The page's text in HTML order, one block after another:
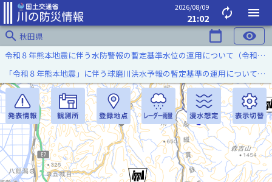
2026/08/09
21:02 autorenew
menu
search 秋田県 calendar_today visibility
令和８年熊本地震に伴う水防警報の暫定基準水位の運用について（令和８年８月７日）
「令和８年熊本地震」に伴う球磨川洪水予報の暫定基準の運用について（令和８年８月５日）